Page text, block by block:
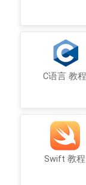
C语言 教程
Swift 教程